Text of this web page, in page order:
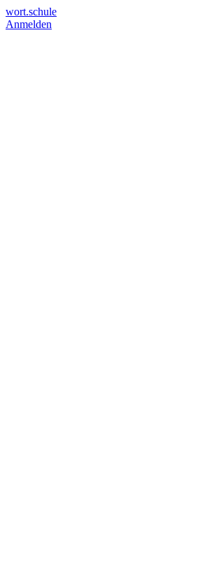
wort.schule
Anmelden